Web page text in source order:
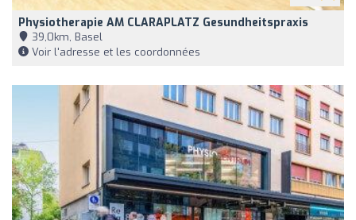
Physiotherapie AM CLARAPLATZ Gesundheitspraxis
39,0km, Basel
Voir l'adresse et les coordonnées